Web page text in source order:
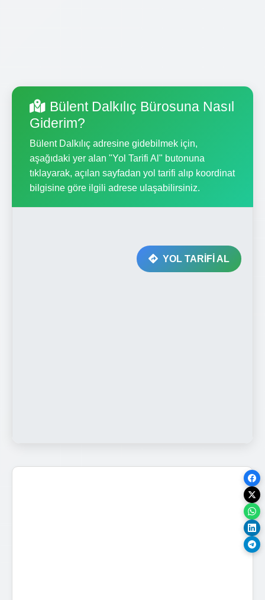
Bülent Dalkılıç Bürosuna Nasıl
Giderim?
Bülent Dalkılıç adresine gidebilmek için,
aşağıdaki yer alan "Yol Tarifi Al" butonuna
tıklayarak, açılan sayfadan yol tarifi alıp koordinat
bilgisine göre ilgili adrese ulaşabilirsiniz.
YOL TARİFİ AL